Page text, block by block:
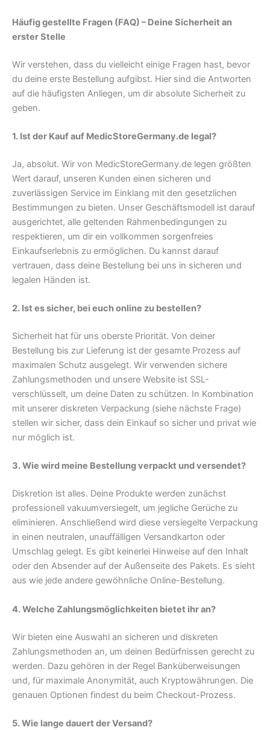
Häufig gestellte Fragen (FAQ) – Deine Sicherheit an
erster Stelle
Wir verstehen, dass du vielleicht einige Fragen hast, bevor
du deine erste Bestellung aufgibst. Hier sind die Antworten
auf die häufigsten Anliegen, um dir absolute Sicherheit zu
geben.
1. Ist der Kauf auf MedicStoreGermany.de legal?
Ja, absolut. Wir von MedicStoreGermany.de legen größten
Wert darauf, unseren Kunden einen sicheren und
zuverlässigen Service im Einklang mit den gesetzlichen
Bestimmungen zu bieten. Unser Geschäftsmodell ist darauf
ausgerichtet, alle geltenden Rahmenbedingungen zu
respektieren, um dir ein vollkommen sorgenfreies
Einkaufserlebnis zu ermöglichen. Du kannst darauf
vertrauen, dass deine Bestellung bei uns in sicheren und
legalen Händen ist.
2. Ist es sicher, bei euch online zu bestellen?
Sicherheit hat für uns oberste Priorität. Von deiner
Bestellung bis zur Lieferung ist der gesamte Prozess auf
maximalen Schutz ausgelegt. Wir verwenden sichere
Zahlungsmethoden und unsere Website ist SSL-
verschlüsselt, um deine Daten zu schützen. In Kombination
mit unserer diskreten Verpackung (siehe nächste Frage)
stellen wir sicher, dass dein Einkauf so sicher und privat wie
nur möglich ist.
3. Wie wird meine Bestellung verpackt und versendet?
Diskretion ist alles. Deine Produkte werden zunächst
professionell vakuumversiegelt, um jegliche Gerüche zu
eliminieren. Anschließend wird diese versiegelte Verpackung
in einen neutralen, unauffälligen Versandkarton oder
Umschlag gelegt. Es gibt keinerlei Hinweise auf den Inhalt
oder den Absender auf der Außenseite des Pakets. Es sieht
aus wie jede andere gewöhnliche Online-Bestellung.
4. Welche Zahlungsmöglichkeiten bietet ihr an?
Wir bieten eine Auswahl an sicheren und diskreten
Zahlungsmethoden an, um deinen Bedürfnissen gerecht zu
werden. Dazu gehören in der Regel Banküberweisungen
und, für maximale Anonymität, auch Kryptowährungen. Die
genauen Optionen findest du beim Checkout-Prozess.
5. Wie lange dauert der Versand?